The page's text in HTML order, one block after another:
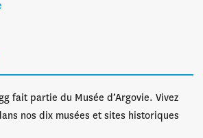
fait partie du Musée d’Argovie. Vivez
nos dix musées et sites historiques